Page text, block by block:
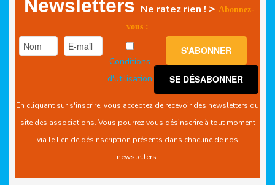
Newsletters Ne ratez rien ! > Abonnez-
vous :
Conditions
d'utilisation
En cliquant sur s'inscrire, vous acceptez de recevoir des newsletters du
site des associations. Vous pourrez vous désinscrire à tout moment
via le lien de désinscription présents dans chacune de nos
newsletters.